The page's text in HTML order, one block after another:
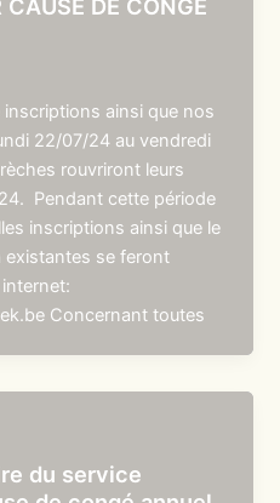
DE CONGE
ainsi que nos
22/07/24 au vendredi
rouvriront leurs
Pendant cette période
inscriptions ainsi que le
existantes se feront
Concernant toutes
du service